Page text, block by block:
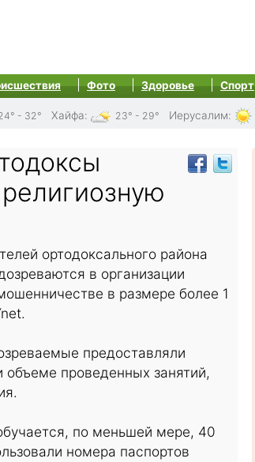
Фото Здоровье Спорт
- 32° Хайфа: 23° - 29° Иерусалим:
ортодоксального района
в организации
в размере более 1
предоставляли
объеме проведенных занятий,
по меньшей мере, 40
номера паспортов